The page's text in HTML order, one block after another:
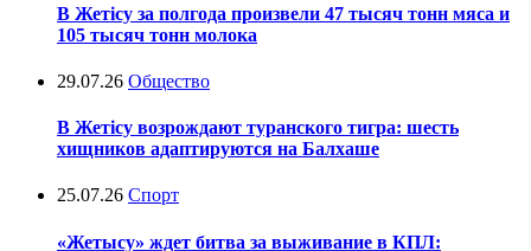
В Жетісу за полгода произвели 47 тысяч тонн мяса и
105 тысяч тонн молока
29.07.26 Общество
В Жетісу возрождают туранского тигра: шесть
хищников адаптируются на Балхаше
25.07.26 Спорт
«Жетысу» ждет битва за выживание в КПЛ: